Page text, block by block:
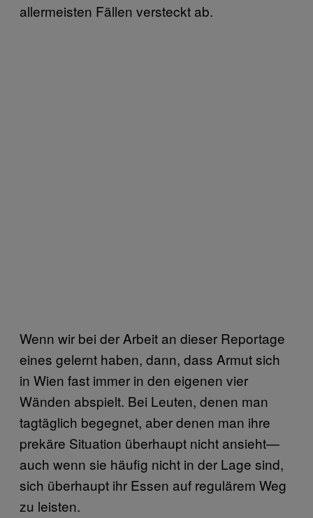
allermeisten Fällen versteckt ab.
Wenn wir bei der Arbeit an dieser Reportage
eines gelernt haben, dann, dass Armut sich
in Wien fast immer in den eigenen vier
Wänden abspielt. Bei Leuten, denen man
tagtäglich begegnet, aber denen man ihre
prekäre Situation überhaupt nicht ansieht—
auch wenn sie häufig nicht in der Lage sind,
sich überhaupt ihr Essen auf regulärem Weg
zu leisten.